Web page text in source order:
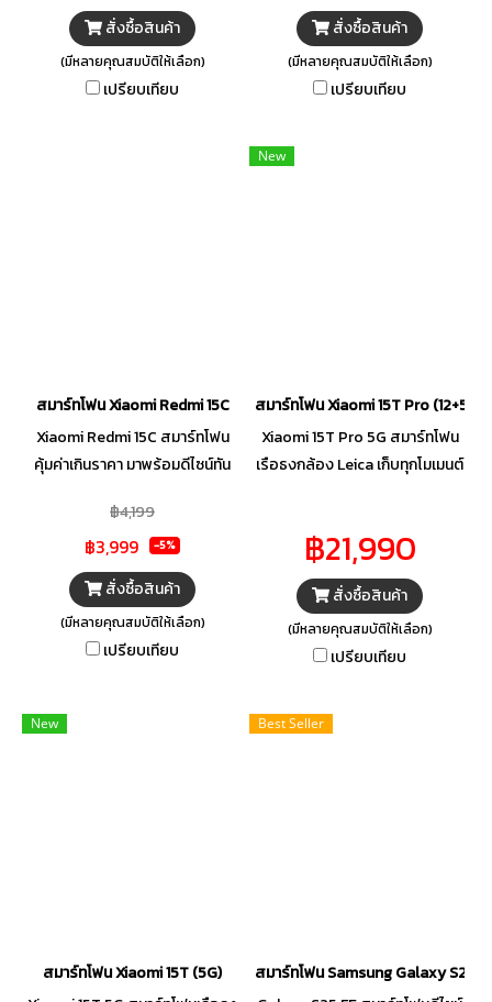
ขนาด 5,000mAh ชาร์จไว ทันใจ
กว่าเดิม สนุกได้เต็มที่ตลอดวัน
สั่งซื้อสินค้า
(มีหลายคุณสมบัติให้เลือก)
เปรียบเทียบ
AI แบตเตอรี่ความจุสูง ใช้งานได้
ยาวนานทั้งวัน ไม่ว่าจะเล่นเกม ดูซี
รีส์ หรือใช้งานโซเชียล
สั่งซื้อสินค้า
(มีหลายคุณสมบัติให้เลือก)
เปรียบเทียบ
สมาร์ทโฟน Xiaomi Redmi 15C
Xiaomi Redmi 15C สมาร์ทโฟน
คุ้มค่าเกินราคา มาพร้อมดีไซน์ทัน
ใหญ่ที่ให้ภาพคมชัดเต็มตา
แบตเตอรี่ขนาดใหญ่ใช้งานได้
ยาวนานตลอดวัน พร้อมรองรับ
ระบบชาร์จเร็ว ทำให้ไม่ต้องกังวล
เรื่องแบตหมดระหว่างวัน
฿4,199
฿3,999 -5%
สั่งซื้อสินค้า
(มีหลายคุณสมบัติให้เลือก)
เปรียบเทียบ
New
สมาร์ทโฟน Xiaomi 15T Pro
Xiaomi 15T Pro 5G สมาร์ทโฟน
เรือธงกล้อง Leica เก็บทุกโมเมนต์
แบตเตอรี่ ขนาดใหญ่ ใช้งานได้
ยาวนาน มาเป็นหัวแถวด้าน Leica
ได้แล้ววันนี้ที่ไทยมาร์ท
฿21,990
สั่งซื้อสินค้า
(มีหลายคุณสมบัติให้เลือก)
เปรียบเทียบ
New
สมาร์ทโฟน Xiaomi 15T (5G)
Best Seller
สมาร์ทโฟน Samsung Galaxy S25